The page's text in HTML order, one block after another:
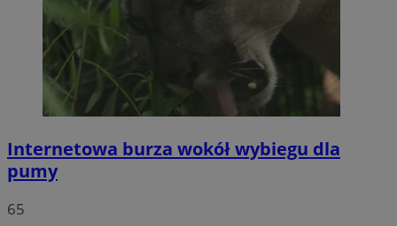
Internetowa burza wokół wybiegu dla
pumy
65